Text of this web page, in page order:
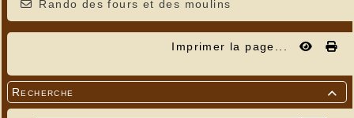
Rando des fours et des moulins
Imprimer la page...

Recherche